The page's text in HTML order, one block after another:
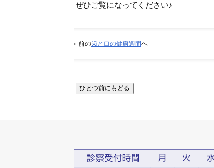
ぜひご覧になってください♪
« 前の歯と口の健康週間へ